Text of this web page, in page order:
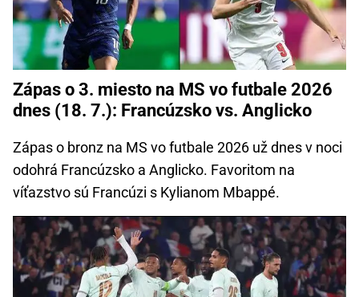
Zápas o 3. miesto na MS vo futbale 2026
dnes (18. 7.): Francúzsko vs. Anglicko
Zápas o bronz na MS vo futbale 2026 už dnes v noci
odohrá Francúzsko a Anglicko. Favoritom na
víťazstvo sú Francúzi s Kylianom Mbappé.